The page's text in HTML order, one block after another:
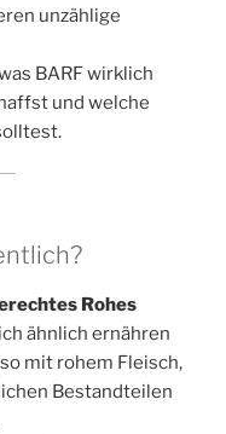
unzählige
BARF wirklich
und welche
Rohes
ähnlich ernähren
mit rohem Fleisch,
Bestandteilen